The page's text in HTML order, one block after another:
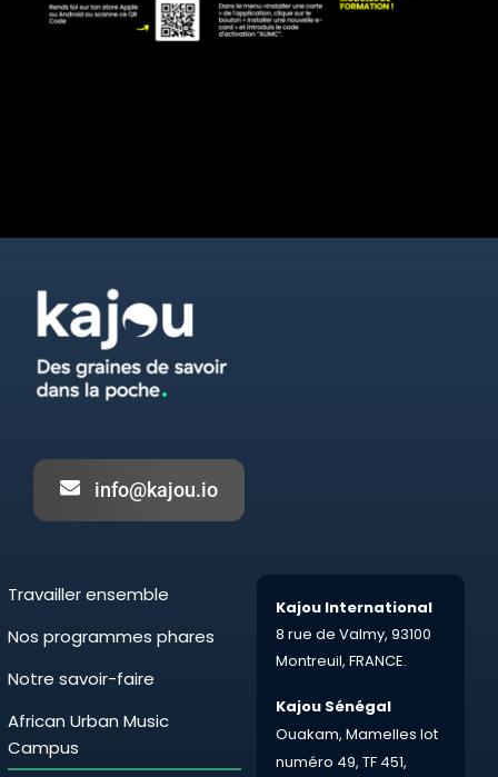
info@kajou.io
Travailler ensemble
Nos programmes phares
Notre savoir-faire
African Urban Music
Campus
Kajou International
8 rue de Valmy, 93100
Montreuil, FRANCE.
Kajou Sénégal
Ouakam, Mamelles lot
numéro 49, TF 451,